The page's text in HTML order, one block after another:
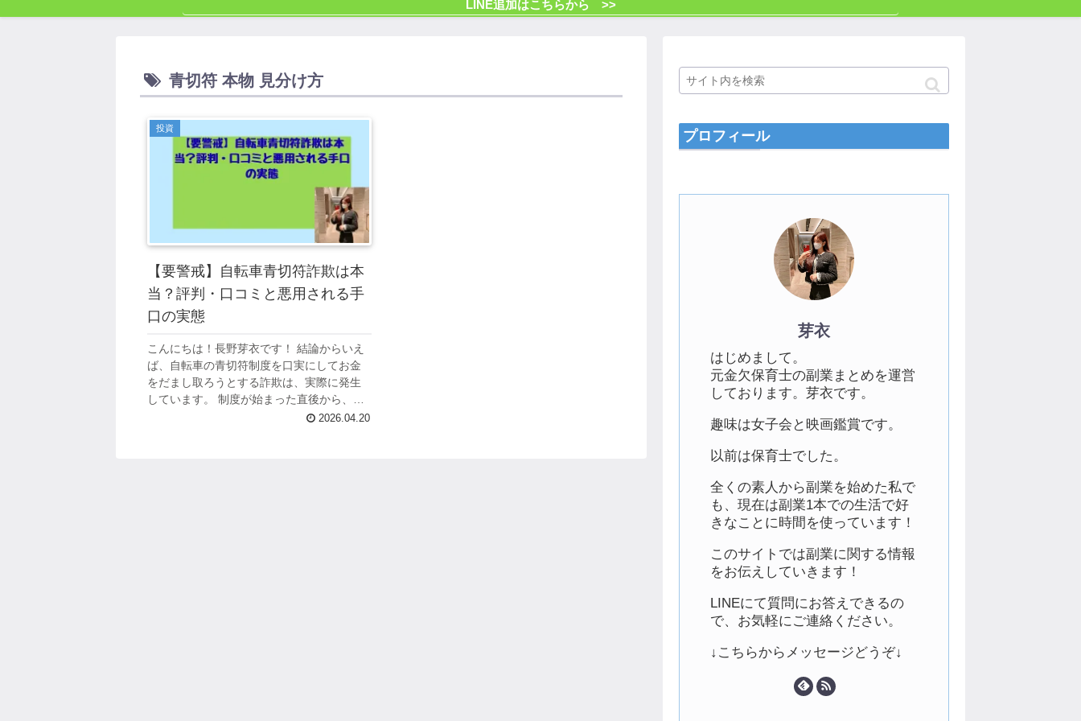
LINE追加はこちらから >>
青切符 本物 見分け方
投資
【要警戒】自転車青切符詐欺は本
当？評判・口コミと悪用される手
口の実態
こんにちは！長野芽衣です！ 結論からいえ
ば、自転車の青切符制度を口実にしてお金
をだまし取ろうとする詐欺は、実際に発生
しています。 制度が始まった直後から、走
行中の人に対して「違反だから今すぐ払
2026.04.20
プロフィール
芽衣
はじめまして。
元金欠保育士の副業まとめを運営
しております。芽衣です。
趣味は女子会と映画鑑賞です。
以前は保育士でした。
全くの素人から副業を始めた私で
も、現在は副業1本での生活で好
きなことに時間を使っています！
このサイトでは副業に関する情報
をお伝えしていきます！
LINEにて質問にお答えできるの
で、お気軽にご連絡ください。
↓こちらからメッセージどうぞ↓